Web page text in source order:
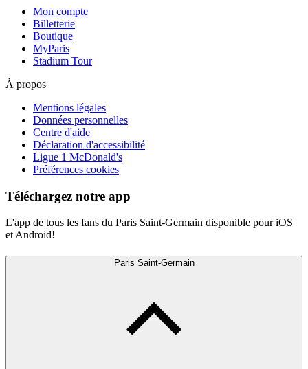
Mon compte
Billetterie
Boutique
MyParis
Stadium Tour
À propos
Mentions légales
Données personnelles
Centre d'aide
Déclaration d'accessibilité
Ligue 1 McDonald's
Préférences cookies
Téléchargez notre app
L'app de tous les fans du Paris Saint-Germain disponible pour iOS
et Android!
Paris Saint-Germain